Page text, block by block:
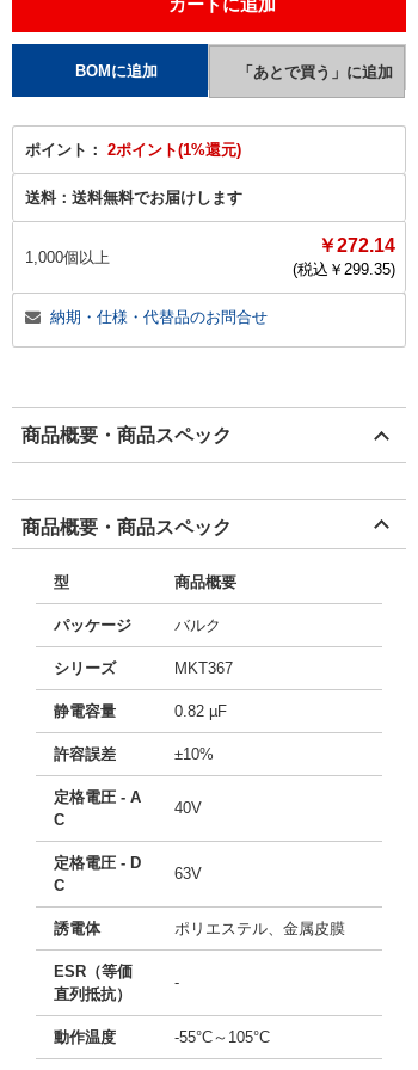
ポイント： 2ポイント(1%還元)
送料： 送料無料でお届けします
1,000個以上
￥272.14
(税込￥ 299.35)
納期・仕様・代替品のお問合せ
商品概要・商品スペック
商品概要・商品スペック
型 商品概要
パッケージ バルク
シリーズ MKT367
静電容量 0.82 µF
許容誤差 ±10%
定格電圧 - A
C
40V
定格電圧 - D
C
63V
誘電体 ポリエステル、金属皮膜
ESR（等価
直列抵抗）
-
動作温度 -55°C～105°C